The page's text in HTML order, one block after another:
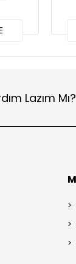
Lazım Mı?